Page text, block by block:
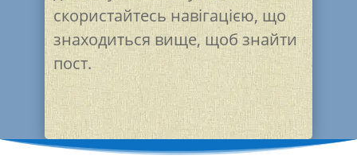
скористайтесь навігацією, що
знаходиться вище, щоб знайти
пост.